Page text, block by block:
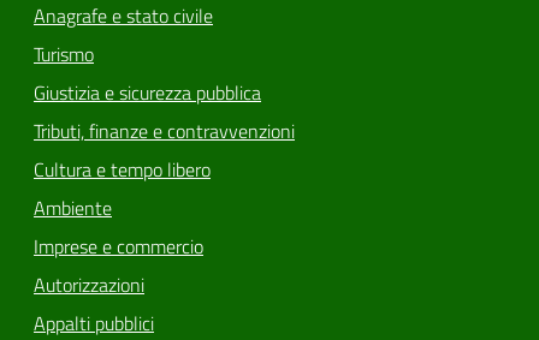
Anagrafe e stato civile
Turismo
Giustizia e sicurezza pubblica
Tributi, finanze e contravvenzioni
Cultura e tempo libero
Ambiente
Imprese e commercio
Autorizzazioni
Appalti pubblici